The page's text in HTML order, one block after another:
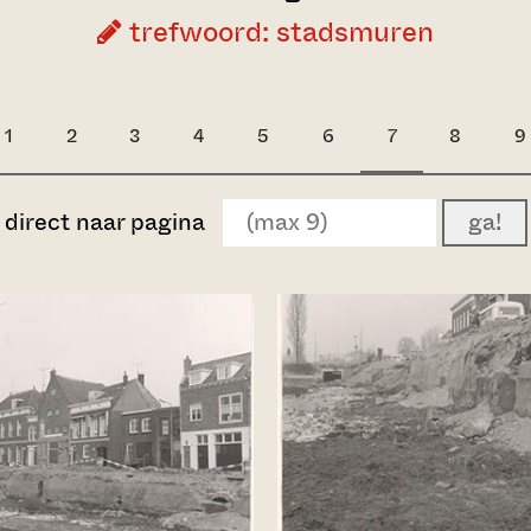
trefwoord: stadsmuren
1 2 3 4 5 6 7 8 9
direct naar pagina ga!